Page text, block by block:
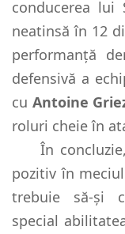
conducerea lui
neatinsă în 12
performanță
defensivă a
cu Antoine
roluri cheie în
În concluzie,
pozitiv în
trebuie să-și
special